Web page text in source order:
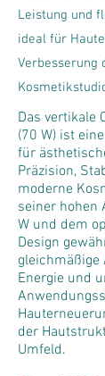
Leistung und
ideal für
Verbesserung
Das vertikale
(70 W) ist
für
Präzision,
moderne
seiner hohen
W und dem
Design
Energie und
der
Umfeld.